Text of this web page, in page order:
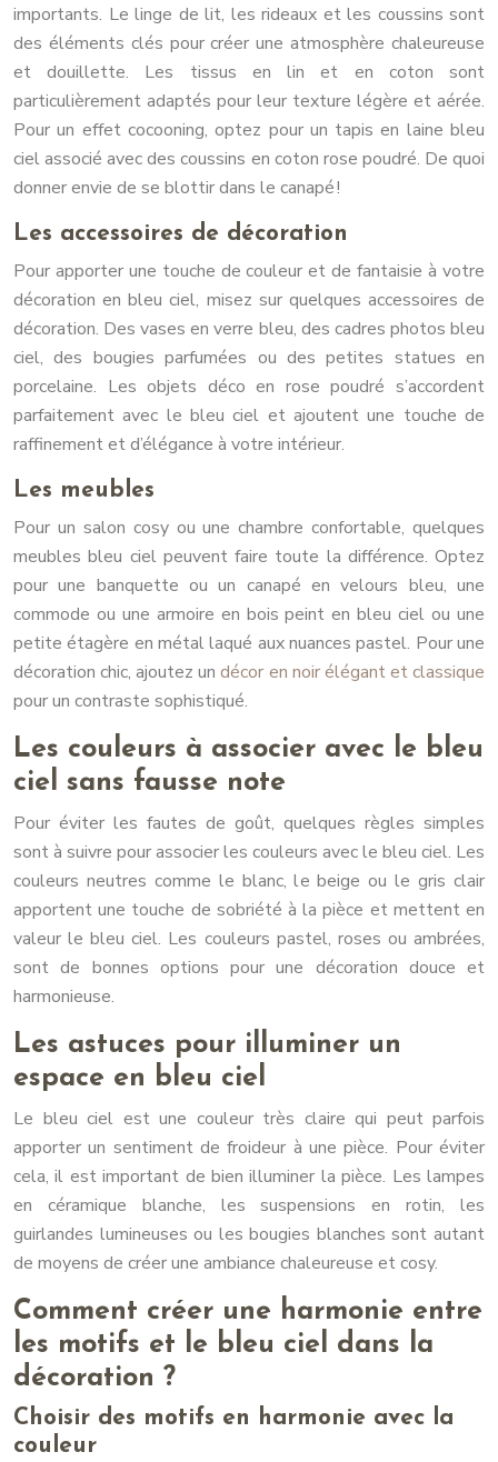
importants. Le linge de lit, les rideaux et les coussins sont
des éléments clés pour créer une atmosphère chaleureuse
et douillette. Les tissus en lin et en coton sont
particulièrement adaptés pour leur texture légère et aérée.
Pour un effet cocooning, optez pour un tapis en laine bleu
ciel associé avec des coussins en coton rose poudré. De quoi
donner envie de se blottir dans le canapé !
Les accessoires de décoration
Pour apporter une touche de couleur et de fantaisie à votre
décoration en bleu ciel, misez sur quelques accessoires de
décoration. Des vases en verre bleu, des cadres photos bleu
ciel, des bougies parfumées ou des petites statues en
porcelaine. Les objets déco en rose poudré s’accordent
parfaitement avec le bleu ciel et ajoutent une touche de
raffinement et d’élégance à votre intérieur.
Les meubles
Pour un salon cosy ou une chambre confortable, quelques
meubles bleu ciel peuvent faire toute la différence. Optez
pour une banquette ou un canapé en velours bleu, une
commode ou une armoire en bois peint en bleu ciel ou une
petite étagère en métal laqué aux nuances pastel. Pour une
décoration chic, ajoutez undécor en noir élégant et classique
pour un contraste sophistiqué.
Les couleurs à associer avec le bleu
ciel sans fausse note
Pour éviter les fautes de goût, quelques règles simples
sont à suivre pour associer les couleurs avec le bleu ciel. Les
couleurs neutres comme le blanc, le beige ou le gris clair
apportent une touche de sobriété à la pièce et mettent en
valeur le bleu ciel. Les couleurs pastel, roses ou ambrées,
sont de bonnes options pour une décoration douce et
harmonieuse.
Les astuces pour illuminer un
espace en bleu ciel
Le bleu ciel est une couleur très claire qui peut parfois
apporter un sentiment de froideur à une pièce. Pour éviter
cela, il est important de bien illuminer la pièce. Les lampes
en céramique blanche, les suspensions en rotin, les
guirlandes lumineuses ou les bougies blanches sont autant
de moyens de créer une ambiance chaleureuse et cosy.
Comment créer une harmonie entre
les motifs et le bleu ciel dans la
décoration ?
Choisir des motifs en harmonie avec la
couleur